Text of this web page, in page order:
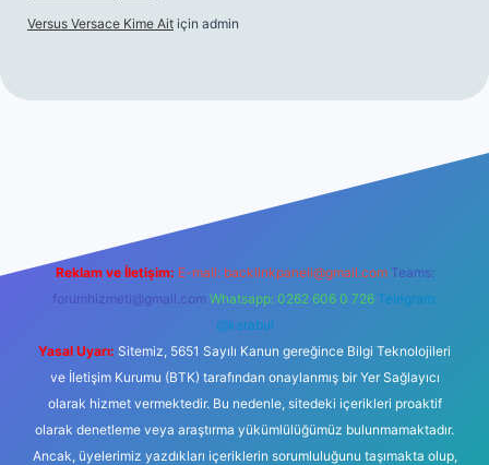
Versus Versace Kime Ait için admin
Reklam ve İletişim: E-mail: backlinkpaneli@gmail.com Teams:
forumhizmeti@gmail.com Whatsapp: 0262 606 0 726 Telegram:
@karabul
Yasal Uyarı: Sitemiz, 5651 Sayılı Kanun gereğince Bilgi Teknolojileri
ve İletişim Kurumu (BTK) tarafından onaylanmış bir Yer Sağlayıcı
olarak hizmet vermektedir. Bu nedenle, sitedeki içerikleri proaktif
olarak denetleme veya araştırma yükümlülüğümüz bulunmamaktadır.
Ancak, üyelerimiz yazdıkları içeriklerin sorumluluğunu taşımakta olup,